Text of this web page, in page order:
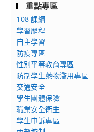
重點專區
108 課綱
學習歷程
自主學習
防疫專區
性別平等教育專區
防制學生藥物濫用專區
交通安全
學生團體保險
職業安全衛生
學生申訴專區